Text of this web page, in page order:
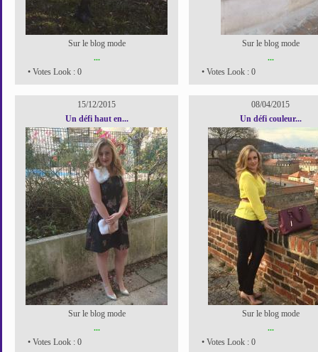
Sur le blog mode
...
• Votes Look : 0
Sur le blog mode
...
• Votes Look : 0
15/12/2015
Un défi haut en...
Sur le blog mode
...
• Votes Look : 0
08/04/2015
Un défi couleur...
Sur le blog mode
...
• Votes Look : 0